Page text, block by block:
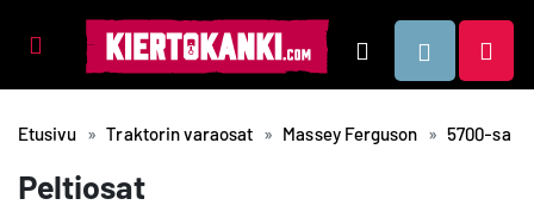
Tuotealueet Hae
Etusivu Traktorin varaosat Massey Ferguson 5700-sarja
Peltiosat